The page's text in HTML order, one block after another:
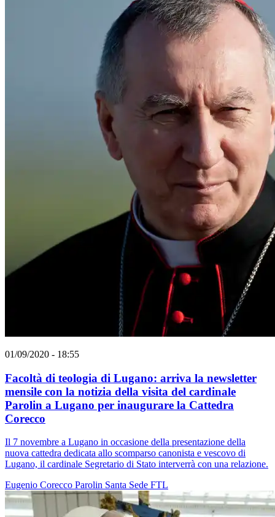
01/09/2020 - 18:55
Facoltà di teologia di Lugano: arriva la newsletter
mensile con la notizia della visita del cardinale
Parolin a Lugano per inaugurare la Cattedra
Corecco
Il 7 novembre a Lugano in occasione della presentazione della
nuova cattedra dedicata allo scomparso canonista e vescovo di
Lugano, il cardinale Segretario di Stato interverrà con una relazione.
Eugenio Corecco Parolin Santa Sede FTL